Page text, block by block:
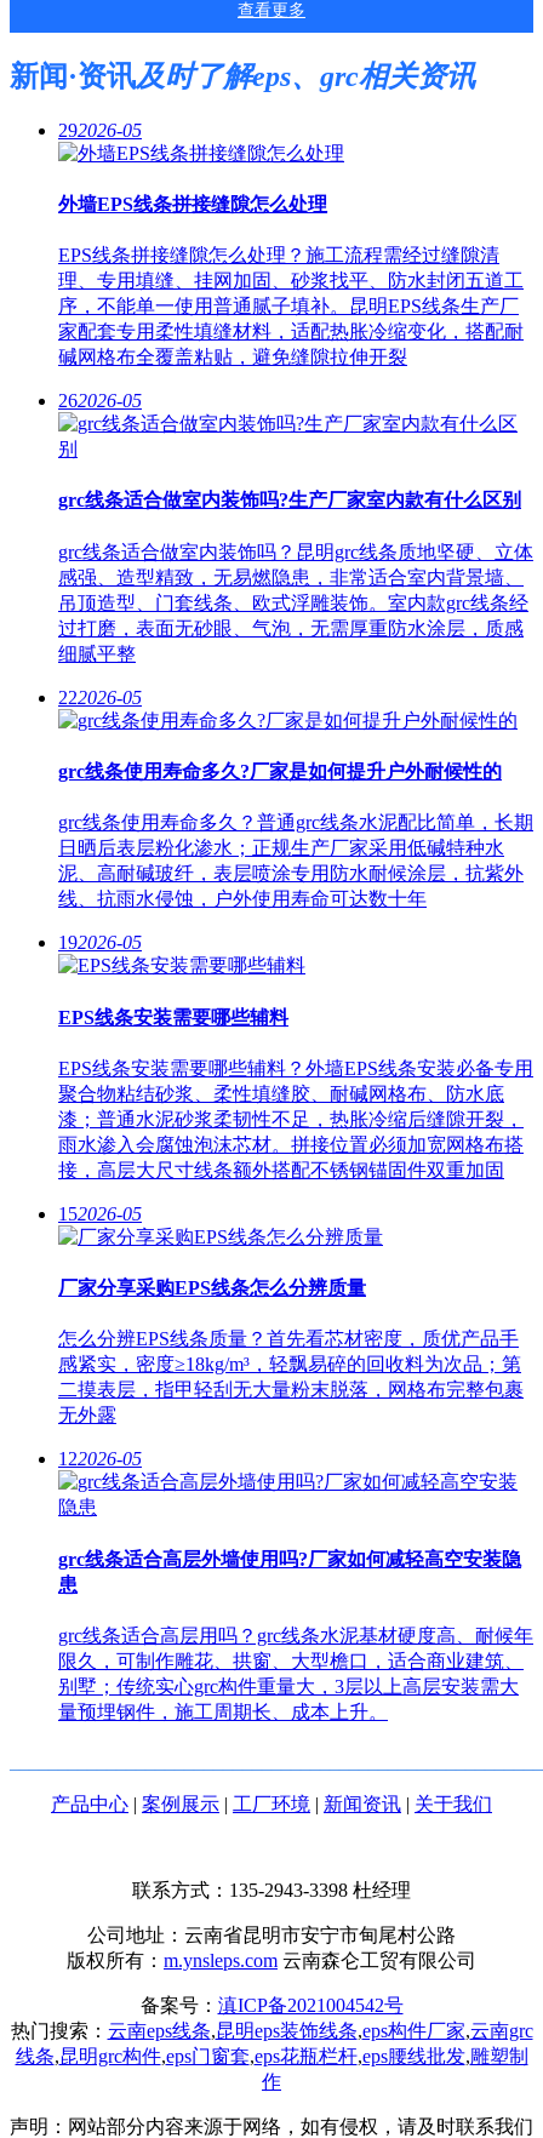
查看更多
新闻·资讯及时了解eps、grc相关资讯
292026-05
外墙EPS线条拼接缝隙怎么处理
EPS线条拼接缝隙怎么处理？施工流程需经过缝隙清
理、专用填缝、挂网加固、砂浆找平、防水封闭五道工
序，不能单一使用普通腻子填补。昆明EPS线条生产厂
家配套专用柔性填缝材料，适配热胀冷缩变化，搭配耐
碱网格布全覆盖粘贴，避免缝隙拉伸开裂
262026-05
grc线条适合做室内装饰吗?生产厂家室内款有什么区别
grc线条适合做室内装饰吗？昆明grc线条质地坚硬、立体
感强、造型精致，无易燃隐患，非常适合室内背景墙、
吊顶造型、门套线条、欧式浮雕装饰。室内款grc线条经
过打磨，表面无砂眼、气泡，无需厚重防水涂层，质感
细腻平整
222026-05
grc线条使用寿命多久?厂家是如何提升户外耐候性的
grc线条使用寿命多久？普通grc线条水泥配比简单，长期
日晒后表层粉化渗水；正规生产厂家采用低碱特种水
泥、高耐碱玻纤，表层喷涂专用防水耐候涂层，抗紫外
线、抗雨水侵蚀，户外使用寿命可达数十年
192026-05
EPS线条安装需要哪些辅料
EPS线条安装需要哪些辅料？外墙EPS线条安装必备专用
聚合物粘结砂浆、柔性填缝胶、耐碱网格布、防水底
漆；普通水泥砂浆柔韧性不足，热胀冷缩后缝隙开裂，
雨水渗入会腐蚀泡沫芯材。拼接位置必须加宽网格布搭
接，高层大尺寸线条额外搭配不锈钢锚固件双重加固
152026-05
厂家分享采购EPS线条怎么分辨质量
怎么分辨EPS线条质量？首先看芯材密度，质优产品手
感紧实，密度≥18kg/m³，轻飘易碎的回收料为次品；第
二摸表层，指甲轻刮无大量粉末脱落，网格布完整包裹
无外露
122026-05
grc线条适合高层外墙使用吗?厂家如何减轻高空安装隐
患
grc线条适合高层用吗？grc线条水泥基材硬度高、耐候年
限久，可制作雕花、拱窗、大型檐口，适合商业建筑、
别墅；传统实心grc构件重量大，3层以上高层安装需大
量预埋钢件，施工周期长、成本上升。
产品中心 案例展示 工厂环境 新闻资讯 关于我们
联系方式：135-2943-3398 杜经理
公司地址：云南省昆明市安宁市甸尾村公路
版权所有： m.ynsleps.com 云南森仑工贸有限公司
备案号： 滇ICP备2021004542号
热门搜索： 云南eps线条,昆明eps装饰线条,eps构件厂家,云南grc
线条,昆明grc构件,eps门窗套,eps花瓶栏杆,eps腰线批发,雕塑制
作
声明：网站部分内容来源于网络，如有侵权，请及时联系我们